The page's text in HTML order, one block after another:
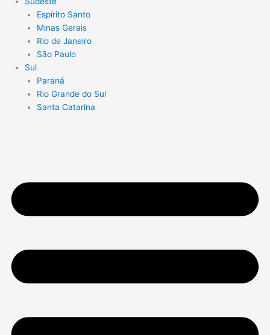
Espírito Santo
Minas Gerais
Rio de Janeiro
São Paulo
Sul
Paraná
Rio Grande do Sul
Santa Catarina